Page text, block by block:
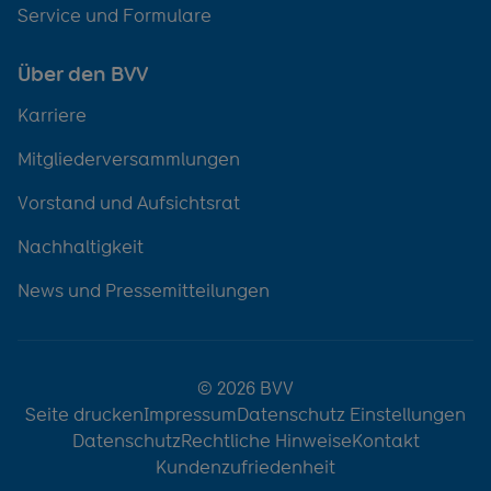
Service und Formulare
Über den BVV
Karriere
Mitgliederversammlungen
Vorstand und Aufsichtsrat
Nachhaltigkeit
News und Pressemitteilungen
© 2026 BVV
Seite druckenImpressumDatenschutz Einstellungen
DatenschutzRechtliche HinweiseKontakt
Kundenzufriedenheit